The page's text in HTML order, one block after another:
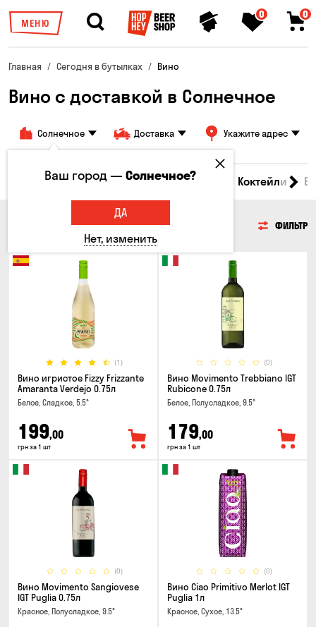
МЕНЮ
0 0
Главная Сегодня в бутылках Вино
Вино с доставкой в Солнечное
Солнечное Доставка Укажите адрес
Пиво Сидр Вино Виски Коктейли
ФИЛЬТР
(1)
Вино игристое Fizzy Frizzante
Amaranta Verdejo 0.75л
Белое, Сладкое, 5.5°
199,00
грн за 1 шт
(0)
Вино Movimento Trebbiano IGT
Rubicone 0.75л
Белое, Полусладкое, 9.5°
179,00
грн за 1 шт
(0)
Вино Movimento Sangiovese
IGT Puglia 0.75л
Красное, Полусладкое, 9.5°
(0)
Вино Ciao Primitivo Merlot IGT
Puglia 1л
Красное, Сухое, 13.5°
Ваш город —Солнечное?
ДА
Нет, изменить